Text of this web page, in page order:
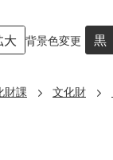
大 背景色変更 黒
財課 文化財